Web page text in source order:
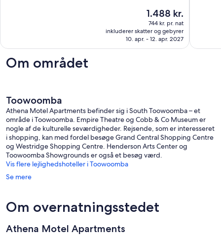
Prisen
er
1.488 kr.
1.488 kr.
744 kr. pr. nat
inkluderer skatter og gebyrer
10. apr. - 12. apr. 2027
Om området
Toowoomba
Athena Motel Apartments befinder sig i South Toowoomba – et
område i Toowoomba. Empire Theatre og Cobb & Co Museum er
nogle af de kulturelle seværdigheder. Rejsende, som er interesseret
i shopping, kan med fordel besøge Grand Central Shopping Centre
og Westridge Shopping Centre. Henderson Arts Center og
Toowoomba Showgrounds er også et besøg værd.
Vis flere lejlighedshoteller i Toowoomba
Se mere
Om overnatningsstedet
Athena Motel Apartments